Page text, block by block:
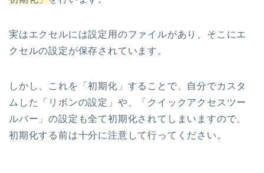
実はエクセルには設定用のファイルがあり、そこにエ
クセルの設定が保存されています。
しかし、これを「初期化」することで、自分でカスタ
ムした「リボンの設定」や、「クイックアクセスツー
ルバー」の設定も全て初期化されてしまいますので、
初期化する前は十分に注意して行ってください。